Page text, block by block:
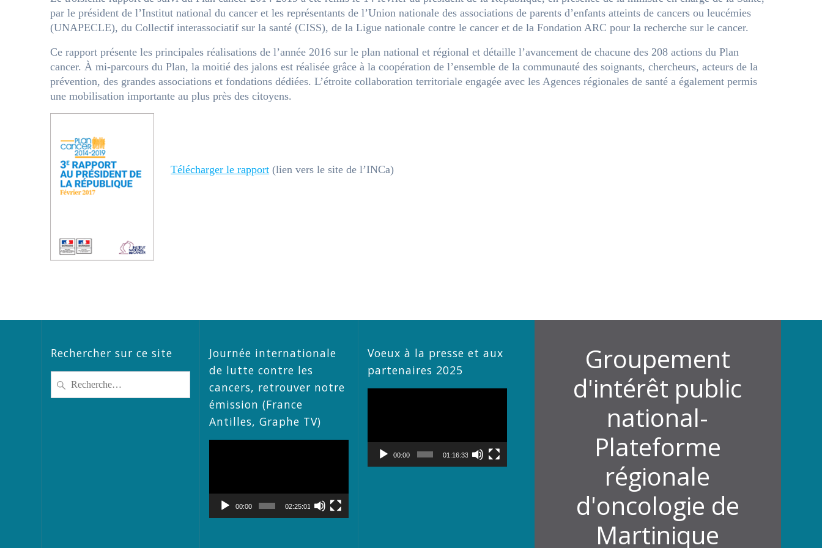
par le président de l’Institut national du cancer et les représentants de l’Union nationale des associations de parents d’enfants atteints de cancers ou leucémies
(UNAPECLE), du Collectif interassociatif sur la santé (CISS), de la Ligue nationale contre le cancer et de la Fondation ARC pour la recherche sur le cancer.
Ce rapport présente les principales réalisations de l’année 2016 sur le plan national et régional et détaille l’avancement de chacune des 208 actions du Plan
cancer. À mi-parcours du Plan, la moitié des jalons est réalisée grâce à la coopération de l’ensemble de la communauté des soignants, chercheurs, acteurs de la
prévention, des grandes associations et fondations dédiées. L’étroite collaboration territoriale engagée avec les Agences régionales de santé a également permis
une mobilisation importante au plus près des citoyens.
Télécharger le rapport (lien vers le site de l’INCa)
Rechercher sur ce site
pour
Journée internationale
de lutte contre les
cancers, retrouver notre
émission (France
Antilles, Graphe TV)
00:00 02:25:01
Voeux à la presse et aux
partenaires 2025
00:00 01:16:33
Groupement
d'intérêt public
national-
Plateforme
régionale
d'oncologie de
Martinique